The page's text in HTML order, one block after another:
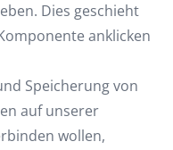
Dies geschieht
anklicken
Speicherung von
auf unserer
wollen,